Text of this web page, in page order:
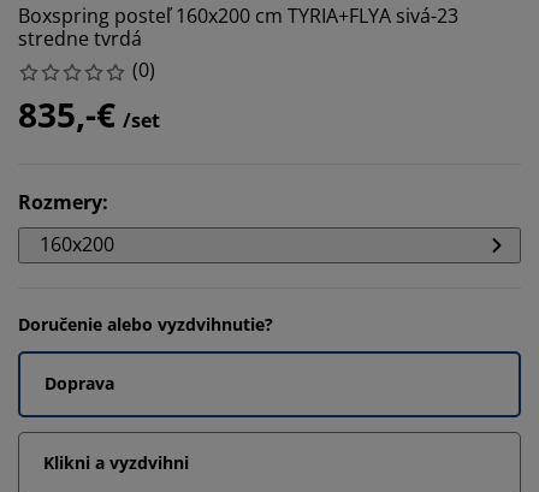
Boxspring posteľ 160x200 cm TYRIA+FLYA sivá-23
stredne tvrdá
(0)
835,-€ /set
Rozmery:
160x200
Doručenie alebo vyzdvihnutie?
Doprava
Klikni a vyzdvihni